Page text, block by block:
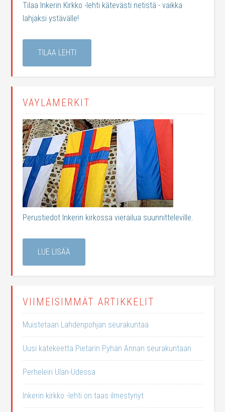
Tilaa Inkerin Kirkko -lehti kätevästi netistä - vaikka
lahjaksi ystävälle!
TILAA LEHTI
VÄYLÄMERKIT
Perustiedot Inkerin kirkossa vierailua suunnitteleville.
LUE LISÄÄ
VIIMEISIMMÄT ARTIKKELIT
Muistetaan Lahdenpohjan seurakuntaa
Uusi katekeetta Pietarin Pyhän Annan seurakuntaan
Perheleiri Ulan-Udessa
Inkerin kirkko -lehti on taas ilmestynyt